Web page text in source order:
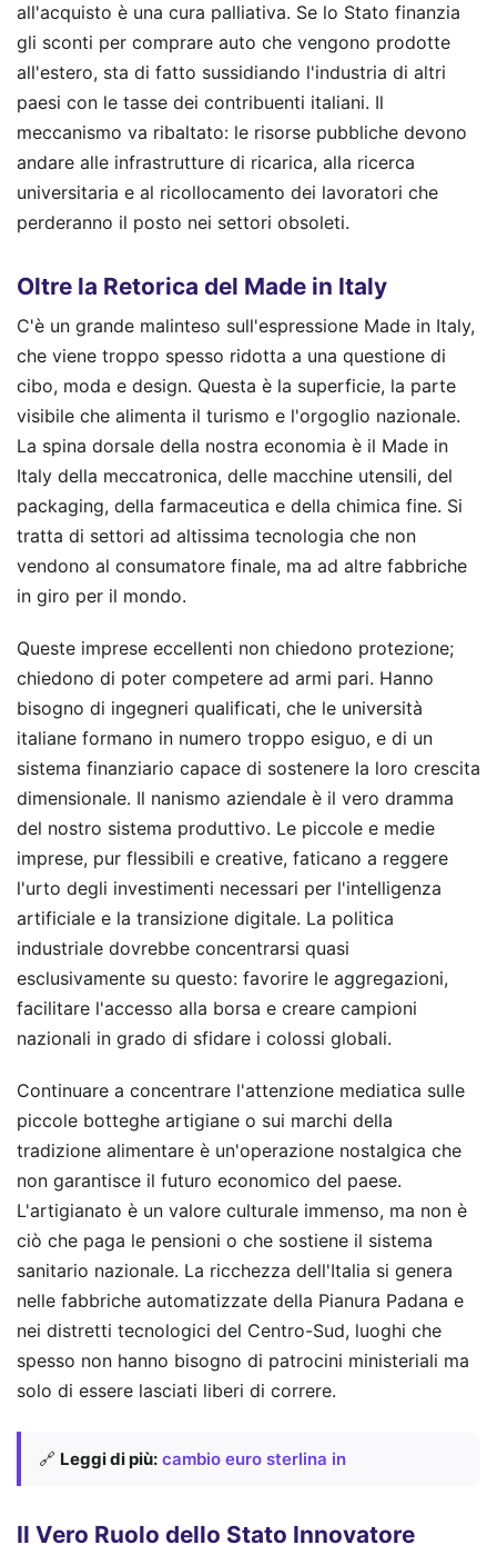
all'acquisto è una cura palliativa. Se lo Stato finanzia
gli sconti per comprare auto che vengono prodotte
all'estero, sta di fatto sussidiando l'industria di altri
paesi con le tasse dei contribuenti italiani. Il
meccanismo va ribaltato: le risorse pubbliche devono
andare alle infrastrutture di ricarica, alla ricerca
universitaria e al ricollocamento dei lavoratori che
perderanno il posto nei settori obsoleti.
Oltre la Retorica del Made in Italy
C'è un grande malinteso sull'espressione Made in Italy,
che viene troppo spesso ridotta a una questione di
cibo, moda e design. Questa è la superficie, la parte
visibile che alimenta il turismo e l'orgoglio nazionale.
La spina dorsale della nostra economia è il Made in
Italy della meccatronica, delle macchine utensili, del
packaging, della farmaceutica e della chimica fine. Si
tratta di settori ad altissima tecnologia che non
vendono al consumatore finale, ma ad altre fabbriche
in giro per il mondo.
Queste imprese eccellenti non chiedono protezione;
chiedono di poter competere ad armi pari. Hanno
bisogno di ingegneri qualificati, che le università
italiane formano in numero troppo esiguo, e di un
sistema finanziario capace di sostenere la loro crescita
dimensionale. Il nanismo aziendale è il vero dramma
del nostro sistema produttivo. Le piccole e medie
imprese, pur flessibili e creative, faticano a reggere
l'urto degli investimenti necessari per l'intelligenza
artificiale e la transizione digitale. La politica
industriale dovrebbe concentrarsi quasi
esclusivamente su questo: favorire le aggregazioni,
facilitare l'accesso alla borsa e creare campioni
nazionali in grado di sfidare i colossi globali.
Continuare a concentrare l'attenzione mediatica sulle
piccole botteghe artigiane o sui marchi della
tradizione alimentare è un'operazione nostalgica che
non garantisce il futuro economico del paese.
L'artigianato è un valore culturale immenso, ma non è
ciò che paga le pensioni o che sostiene il sistema
sanitario nazionale. La ricchezza dell'Italia si genera
nelle fabbriche automatizzate della Pianura Padana e
nei distretti tecnologici del Centro-Sud, luoghi che
spesso non hanno bisogno di patrocini ministeriali ma
solo di essere lasciati liberi di correre.
🔗 Leggi di più: cambio euro sterlina in
Il Vero Ruolo dello Stato Innovatore